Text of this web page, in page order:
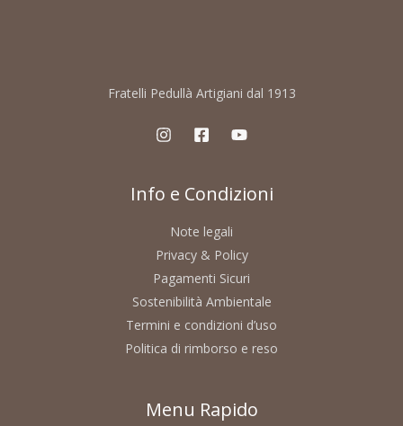
Fratelli Pedullà Artigiani dal 1913
Info e Condizioni
Note legali
Privacy & Policy
Pagamenti Sicuri
Sostenibilità Ambientale
Termini e condizioni d’uso
Politica di rimborso e reso
Menu Rapido